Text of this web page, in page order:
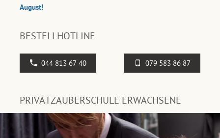
August!
BESTELLHOTLINE
044 813 67 40 079 583 86 87
PRIVATZAUBERSCHULE ERWACHSENE